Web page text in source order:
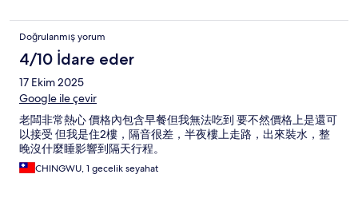
Doğrulanmış yorum
4/10 İdare eder
17 Ekim 2025
Google ile çevir
老闆非常熱心 價格內包含早餐但我無法吃到 要不然價格上是還可
以接受 但我是住2樓，隔音很差，半夜樓上走路，出來裝水，整
晚沒什麼睡影響到隔天行程。
CHINGWU, 1 gecelik seyahat